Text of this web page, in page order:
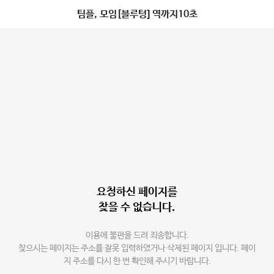
팀플, 모임[블루텅] 역까지10초
요청하신 페이지를
찾을 수 없습니다.
이용에 불편을 드려 죄송합니다.
찾으시는 페이지는 주소를 잘못 입력하였거나 삭제된 페이지 입니다. 페이
지 주소를 다시 한 번 확인해 주시기 바랍니다.